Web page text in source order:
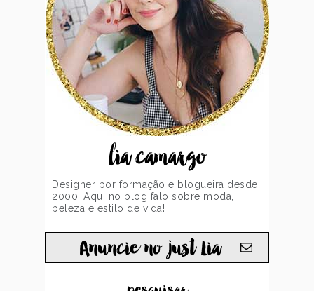
lia camargo
Designer por formação e blogueira desde
2000. Aqui no blog falo sobre moda,
beleza e estilo de vida!
Anuncie no just Lia